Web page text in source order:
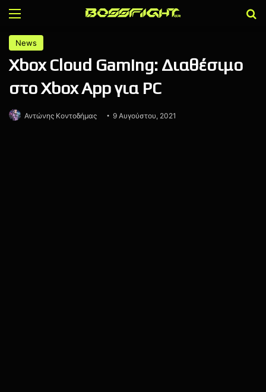
Menu
News
Xbox Cloud Gaming: Διαθέσιμο
στο Xbox App για PC
Αντώνης Κοντοδήμας 9 Αυγούστου, 2021